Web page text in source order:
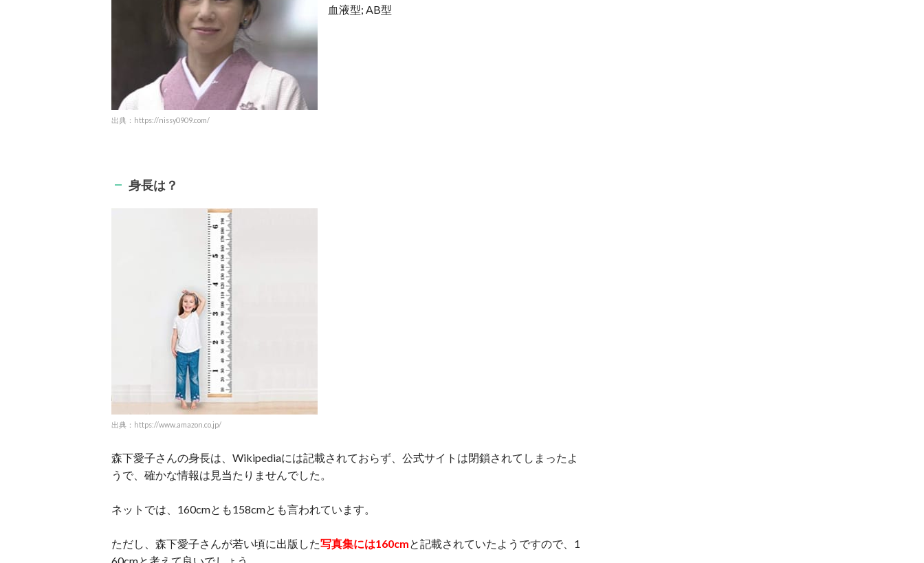
出典：https://nissy0909.com/
血液型; AB型
身長は？
出典：https://www.amazon.co.jp/
森下愛子さんの身長は、Wikipediaには記載されておらず、公式サイトは閉鎖されてしまったよ
うで、確かな情報は見当たりませんでした。
ネットでは、160cmとも158cmとも言われています。
ただし、森下愛子さんが若い頃に出版した写真集には160cmと記載されていたようですので、1